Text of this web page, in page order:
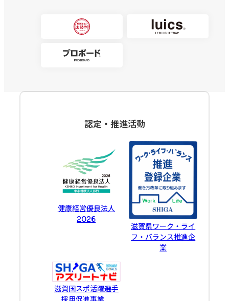
認定・推進活動
健康経営優良法人
2026
滋賀県ワーク・ライ
フ・バランス推進企
業
滋賀国スポ活躍選手